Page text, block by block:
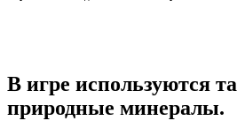
В игре используются
природные минералы.